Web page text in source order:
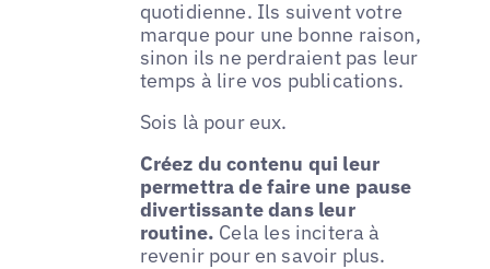
quotidienne. Ils suivent votre
marque pour une bonne raison,
sinon ils ne perdraient pas leur
temps à lire vos publications.
Sois là pour eux.
Créez du contenu qui leur
permettra de faire une pause
divertissante dans leur
routine. Cela les incitera à
revenir pour en savoir plus.